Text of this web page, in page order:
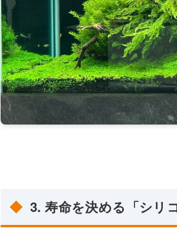
3. 寿命を決める「シリ